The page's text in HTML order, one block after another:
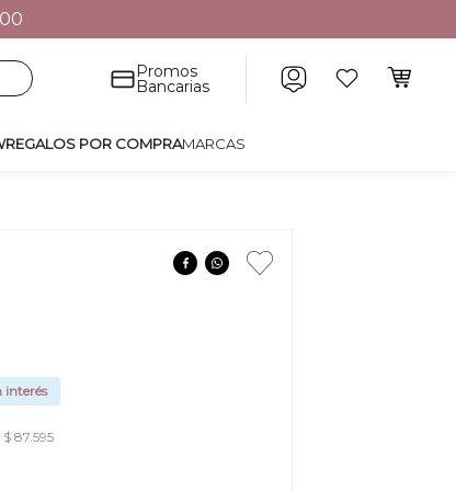
Promos
Bancarias
REGALOS POR COMPRAMARCAS
interés
87.595